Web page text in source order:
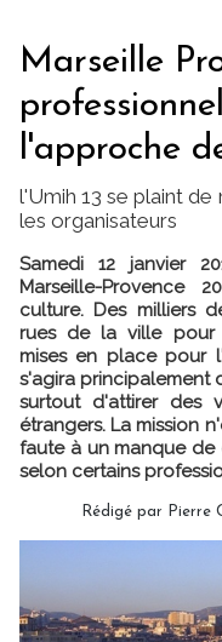
Marseille
l'approche
l'Umih 13 se plaint
les organisateurs
Samedi 12 janvier
Marseille-Provence
culture. Des milliers
rues de la ville pour
mises en place pour
s'agira principalement
surtout d'attirer des
étrangers. La mission
faute à un manque
selon certains
Rédigé par Pierre